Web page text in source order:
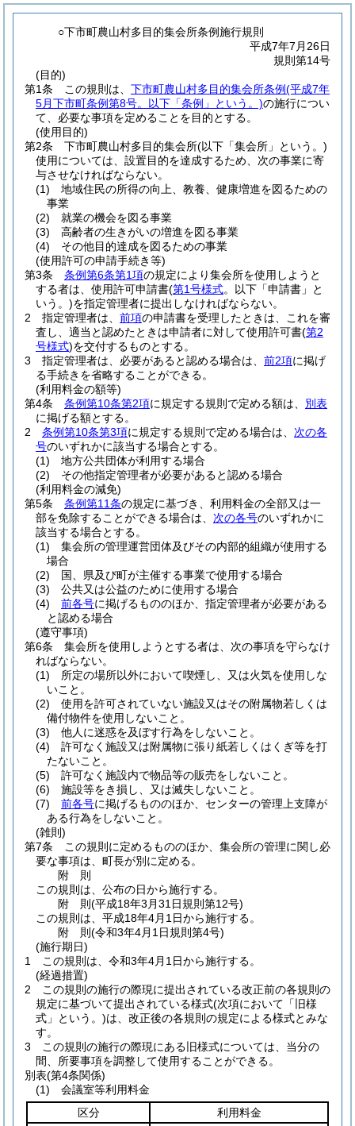
○下市町農山村多目的集会所条例施行規則
平成7年7月26日
規則第14号
(目的)
第1条
この規則は、 下市町農山村多目的集会所条例(平成7年
5月下市町条例第8号。以下「条例」という。)の施行につい
て、必要な事項を定めることを目的とする。
(使用目的)
第2条
下市町農山村多目的集会所(以下「集会所」という。)
使用については、設置目的を達成するため、次の事業に寄
与させなければならない。
(1)
地域住民の所得の向上、教養、健康増進を図るための
事業
(2)
就業の機会を図る事業
(3)
高齢者の生きがいの増進を図る事業
(4)
その他目的達成を図るための事業
(使用許可の申請手続き等)
第3条
条例第6条第1項の規定により集会所を使用しようと
する者は、使用許可申請書(第1号様式。以下「申請書」と
いう。)を指定管理者に提出しなければならない。
2
指定管理者は、 前項の申請書を受理したときは、これを審
査し、適当と認めたときは申請者に対して使用許可書(第2
号様式)を交付するものとする。
3
指定管理者は、必要があると認める場合は、 前2項に掲げ
る手続きを省略することができる。
(利用料金の額等)
第4条
条例第10条第2項に規定する規則で定める額は、 別表
に掲げる額とする。
2
条例第10条第3項に規定する規則で定める場合は、 次の各
号のいずれかに該当する場合とする。
(1)
地方公共団体が利用する場合
(2)
その他指定管理者が必要があると認める場合
(利用料金の減免)
第5条
条例第11条の規定に基づき、利用料金の全部又は一
部を免除することができる場合は、 次の各号のいずれかに
該当する場合とする。
(1)
集会所の管理運営団体及びその内部的組織が使用する
場合
(2)
国、県及び町が主催する事業で使用する場合
(3)
公共又は公益のために使用する場合
(4)
前各号に掲げるもののほか、指定管理者が必要がある
と認める場合
(遵守事項)
第6条
集会所を使用しようとする者は、次の事項を守らなけ
ればならない。
(1)
所定の場所以外において喫煙し、又は火気を使用しな
いこと。
(2)
使用を許可されていない施設又はその附属物若しくは
備付物件を使用しないこと。
(3)
他人に迷惑を及ぼす行為をしないこと。
(4)
許可なく施設又は附属物に張り紙若しくはくぎ等を打
たないこと。
(5)
許可なく施設内で物品等の販売をしないこと。
(6)
施設等をき損し、又は滅失しないこと。
(7)
前各号に掲げるもののほか、センターの管理上支障が
ある行為をしないこと。
(雑則)
第7条
この規則に定めるもののほか、集会所の管理に関し必
要な事項は、町長が別に定める。
附 則
この規則は、公布の日から施行する。
附 則(平成18年3月31日規則第12号)
この規則は、平成18年4月1日から施行する。
附 則(令和3年4月1日規則第4号)
(施行期日)
1
この規則は、令和3年4月1日から施行する。
(経過措置)
2
この規則の施行の際現に提出されている改正前の各規則の
規定に基づいて提出されている様式(次項において「旧様
式」という。)は、改正後の各規則の規定による様式とみな
す。
3
この規則の施行の際現にある旧様式については、当分の
間、所要事項を調整して使用することができる。
別表(第4条関係)
(1) 会議室等利用料金
区分
利用料金